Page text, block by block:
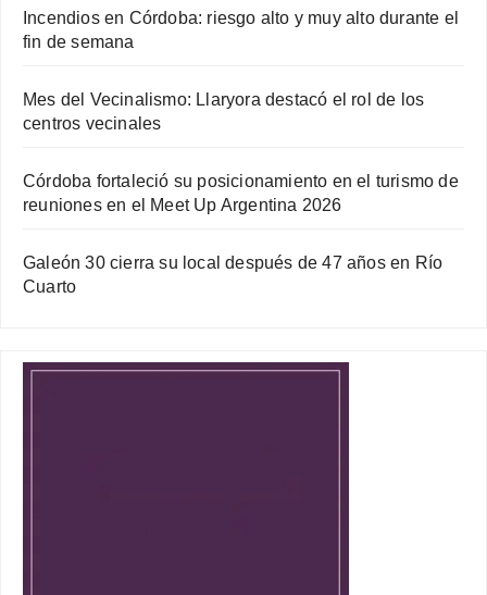
Incendios en Córdoba: riesgo alto y muy alto durante el
fin de semana
Mes del Vecinalismo: Llaryora destacó el rol de los
centros vecinales
Córdoba fortaleció su posicionamiento en el turismo de
reuniones en el Meet Up Argentina 2026
Galeón 30 cierra su local después de 47 años en Río
Cuarto